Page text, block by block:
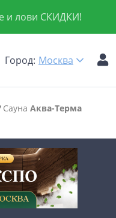
и лови СКИДКИ!
Город: Москва
Сауна Аква-Терма